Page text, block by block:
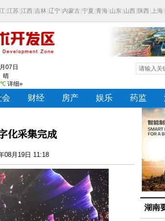
化采集完成
08月19日 11:18
湖南